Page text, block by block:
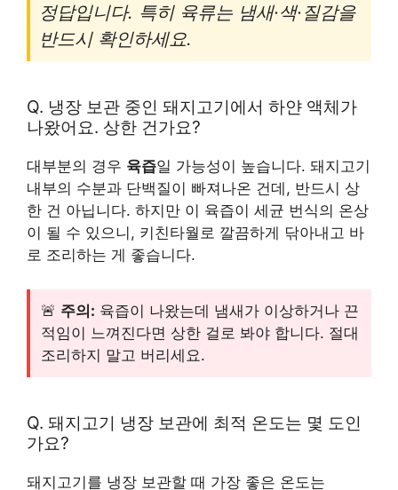
정답입니다. 특히 육류는 냄새·색·질감을
반드시 확인하세요.
Q. 냉장 보관 중인 돼지고기에서 하얀 액체가
나왔어요. 상한 건가요?
대부분의 경우 육즙일 가능성이 높습니다. 돼지고기
내부의 수분과 단백질이 빠져나온 건데, 반드시 상
한 건 아닙니다. 하지만 이 육즙이 세균 번식의 온상
이 될 수 있으니, 키친타월로 깔끔하게 닦아내고 바
로 조리하는 게 좋습니다.
🚨 주의: 육즙이 나왔는데 냄새가 이상하거나 끈
적임이 느껴진다면 상한 걸로 봐야 합니다. 절대
조리하지 말고 버리세요.
Q. 돼지고기 냉장 보관에 최적 온도는 몇 도인
가요?
돼지고기를 냉장 보관할 때 가장 좋은 온도는